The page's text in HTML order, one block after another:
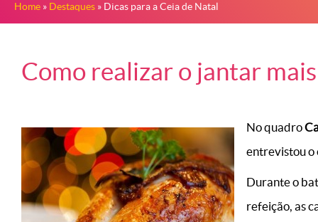
Home » Destaques » Dicas para a Ceia de Natal
Como realizar o jantar
No quadro
entrevistou o
Durante o
refeição, as